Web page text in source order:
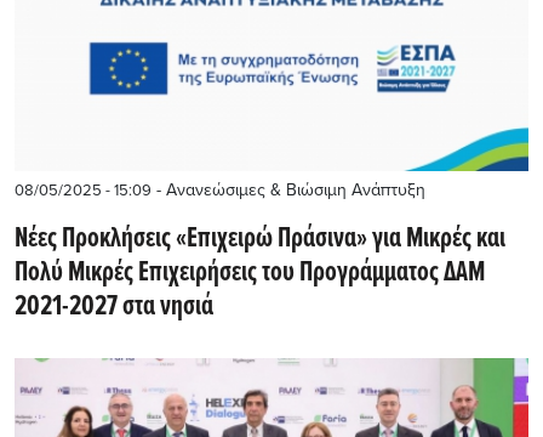
08/05/2025 - 15:09 - Ανανεώσιμες & Βιώσιμη Ανάπτυξη
Νέες Προκλήσεις «Επιχειρώ Πράσινα» για Μικρές και
Πολύ Μικρές Επιχειρήσεις του Προγράμματος ΔΑΜ
2021-2027 στα νησιά